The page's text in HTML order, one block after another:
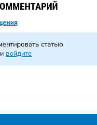
статью
войдите